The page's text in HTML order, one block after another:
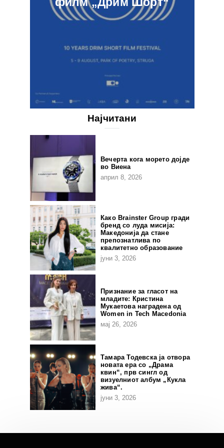
Најчитани
Вечерта кога морето дојде
во Виена
април 8, 2026
Како Brainster Group гради
бренд со луда мисија:
Македонија да стане
препознатлива по
квалитетно образование
јуни 3, 2026
Признание за гласот на
младите: Кристина
Мукаетова наградена од
Women in Tech Macedonia
мај 26, 2026
Тамара Тодевска ја отвора
новата ера со „Драма
квин“, прв сингл од
визуелниот албум „Кукла
жива“.
јуни 3, 2026